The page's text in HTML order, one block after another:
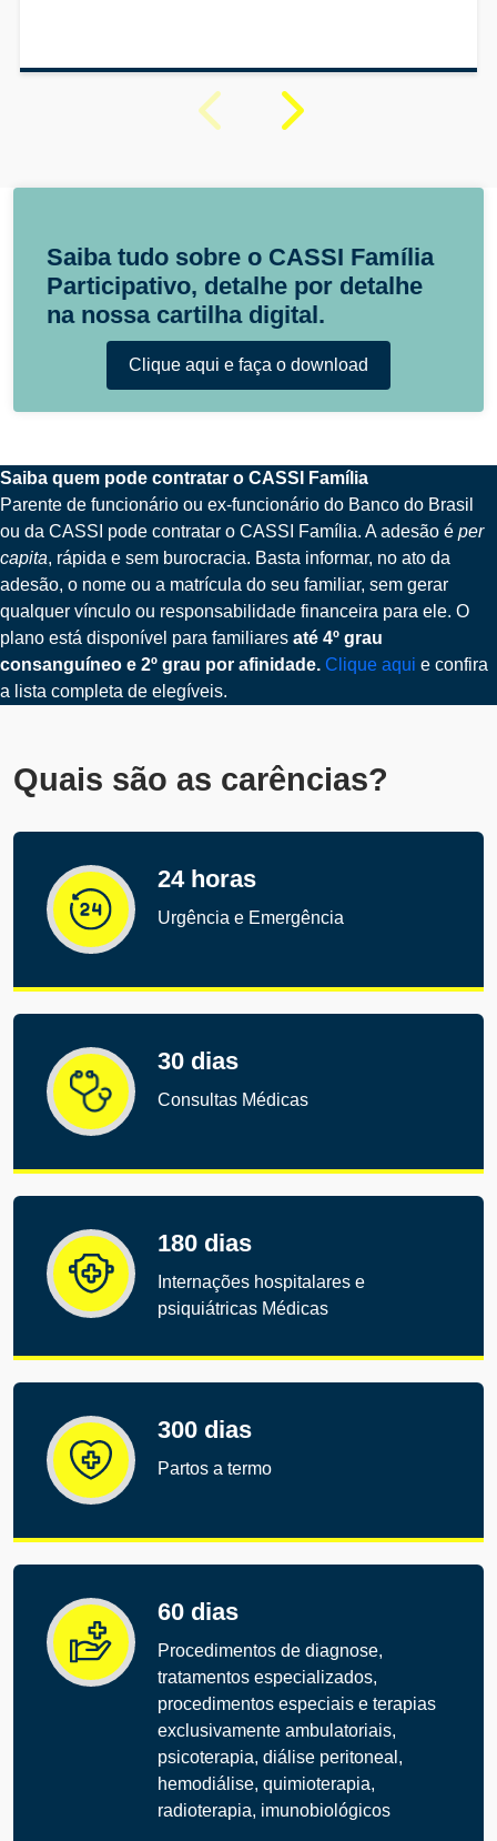
Saiba tudo sobre o CASSI Família
Participativo, detalhe por detalhe
na nossa cartilha digital.
Clique aqui e faça o download
Saiba quem pode contratar o CASSI Família
Parente de funcionário ou ex-funcionário do Banco do Brasil
ou da CASSI pode contratar o CASSI Família. A adesão é per
capita, rápida e sem burocracia. Basta informar, no ato da
adesão, o nome ou a matrícula do seu familiar, sem gerar
qualquer vínculo ou responsabilidade financeira para ele. O
plano está disponível para familiares até 4º grau
consanguíneo e 2º grau por afinidade. Clique aqui e confira
a lista completa de elegíveis.
Quais são as carências?
24 horas
Urgência e Emergência
30 dias
Consultas Médicas
180 dias
Internações hospitalares e
psiquiátricas Médicas
300 dias
Partos a termo
60 dias
Procedimentos de diagnose,
tratamentos especializados,
procedimentos especiais e terapias
exclusivamente ambulatoriais,
psicoterapia, diálise peritoneal,
hemodiálise, quimioterapia,
radioterapia, imunobiológicos